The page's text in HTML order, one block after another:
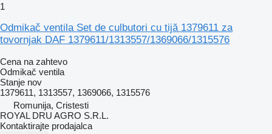
1
Odmikač ventila Set de culbutori cu tijă 1379611 za
tovornjak DAF 1379611/1313557/1369066/1315576
Cena na zahtevo
Odmikač ventila
Stanje nov
1379611, 1313557, 1369066, 1315576
Romunija, Cristesti
ROYAL DRU AGRO S.R.L.
Kontaktirajte prodajalca